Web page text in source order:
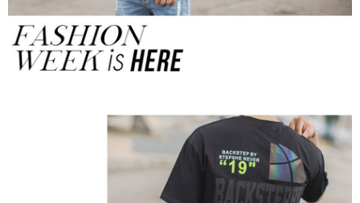
權轉讓予恩沛科技股份有限公司。
２．關於個人資料處理事宜，請瀏覽以下網址：
https://aftee.tw/terms/#terms3
３．未成年的使用者請事先徵得法定代理人或監護人之同意方可使用
「AFTEE先享後付」，若未經同意申辦者引起之損失，本公司不負相關責
請求用戶進行身份認證。
５．嚴禁一人註冊多個帳號或使用他人資訊註冊。若發現惡意使用之情形，
恩沛科技股份有限公司將有權停止該用戶之使用額度並採取法律行動。